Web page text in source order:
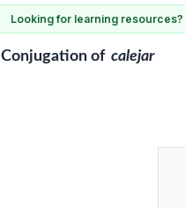
Looking for learning resources?
Conjugationof calejar